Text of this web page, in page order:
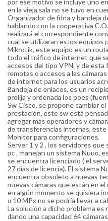
por ese motivo se incluye uno
en la vieja sala no se tuvo en
Organizador de fibra y bandeja
hablando con la cooperativa
realizará el correspondiente
cual se utilizaran estos equipos
Mikrotik, este equipo es un
todo el tráfico de internet que
accesos del tipo VPN, y de esta
remotas o accesos a las
de internet para los usuarios
Bandeja de enlaces, es un
prolija y ordenada los poes
Sw Cisco, se propone cambiar
prestación, este sw está
agregar más operadores y
de transferencias internas,
Monitor para configuraciones.
Server 1 y 2 , los servidores
pc , manejan un sistema Nuuo,
se encuentra licenciado ( el
27 días de licencia). El sistema
encuentra obsoleto a nuevas
nuevas cámaras que están en
en algún momento se quisiera
o 10 MPx no se podría llevar a
La solución a dicho problema es
dando una capacidad 64